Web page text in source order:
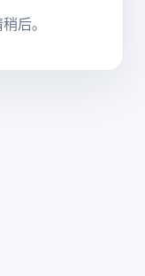
后。